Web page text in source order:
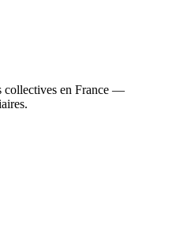
collectives en France —